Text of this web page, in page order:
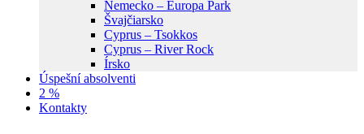
Nemecko – Europa Park
Švajčiarsko
Cyprus – Tsokkos
Cyprus – River Rock
Írsko
Úspešní absolventi
2 %
Kontakty